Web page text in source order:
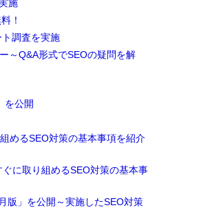
施
！
ト調査を実施
～Q&A形式でSEOの疑問を解
を公開
めるSEO対策の基本事項を紹介
に取り組めるSEO対策の基本事
」を公開～実施したSEO対策